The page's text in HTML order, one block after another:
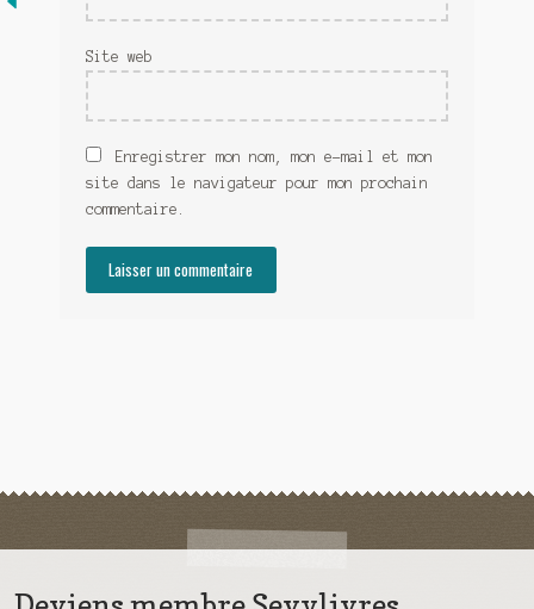
Site web
Enregistrer mon nom, mon e-mail et mon
site dans le navigateur pour mon prochain
commentaire.